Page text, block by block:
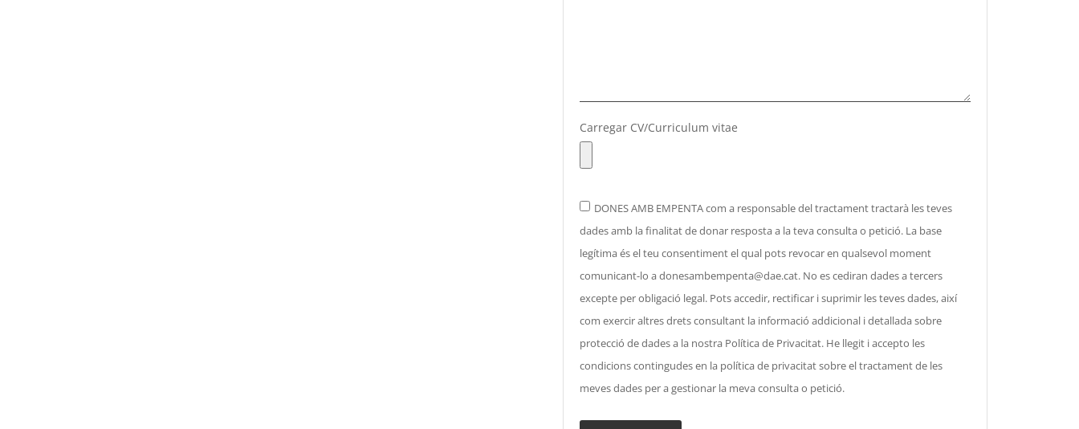
Carregar CV/Curriculum vitae
DONES AMB EMPENTA com a responsable del tractament tractarà les teves
dades amb la finalitat de donar resposta a la teva consulta o petició. La base
legítima és el teu consentiment el qual pots revocar en qualsevol moment
comunicant-lo adonesambempenta@dae.cat. No es cediran dades a tercers
excepte per obligació legal. Pots accedir, rectificar i suprimir les teves dades, així
com exercir altres drets consultant la informació addicional i detallada sobre
protecció de dades a la nostra Política de Privacitat. He llegit i accepto les
condicions contingudes en la política de privacitat sobre el tractament de les
meves dades per a gestionar la meva consulta o petició.